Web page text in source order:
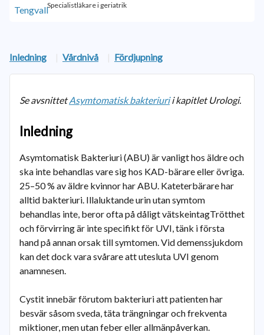
Specialistläkare i geriatrik
Inledning | Vårdnivå | Fördjupning
Se avsnittetAsymtomatisk bakteriurii kapitlet Urologi.
Inledning
Asymtomatisk Bakteriuri (ABU) är vanligt hos äldre och
ska inte behandlas vare sig hos KAD-bärare eller övriga.
25–50 % av äldre kvinnor har ABU. Kateterbärare har
alltid bakteriuri. Illaluktande urin utan symtom
behandlas inte, beror ofta på dåligt vätskeintagTrötthet
och förvirring är inte specifikt för UVI, tänk i första
hand på annan orsak till symtomen. Vid demenssjukdom
kan det dock vara svårare att utesluta UVI genom
anamnesen.
Cystit innebär förutom bakteriuri att patienten har
besvär såsom sveda, täta trängningar och frekventa
miktioner, men utan feber eller allmänpåverkan.